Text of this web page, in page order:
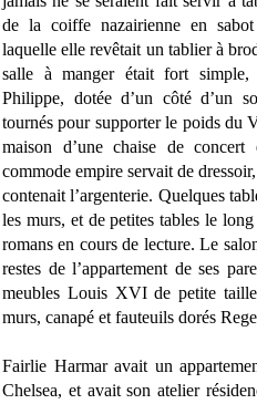
de la coiffe nazairienne en
laquelle elle revêtait un tablier à
salle à manger était fort
Philippe, dotée d’un côté d’un
tournés pour supporter le poids du
maison d’une chaise de
commode empire servait de
contenait l’argenterie. Quelques
les murs, et de petites tables le
romans en cours de lecture. Le
restes de l’appartement de ses
meubles Louis XVI de petite
murs, canapé et fauteuils dorés
Fairlie Harmar avait un
Chelsea, et avait son atelier